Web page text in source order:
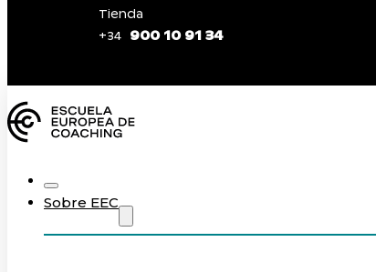
Tienda
+34
900 10 91 34
Sobre EEC